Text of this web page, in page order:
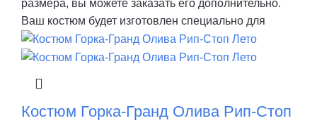
размера, вы можете заказать его дополнительно.
Ваш костюм будет изготовлен специально для
Костюм Горка-Гранд Олива Рип-Стоп